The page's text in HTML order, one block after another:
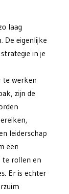
laag
De eigenlijke
in je
te werken
zijn de
leiderschap
een
te rollen en
Er is echter